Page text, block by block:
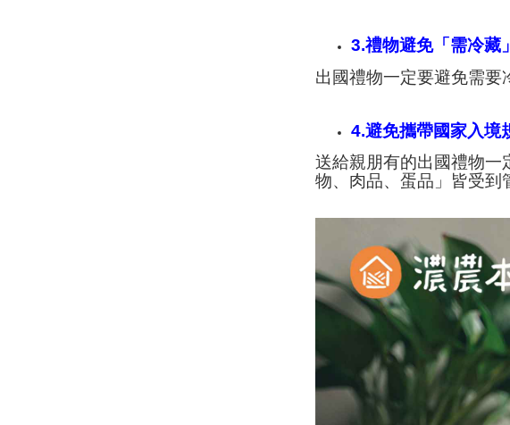
3.禮物避免「需冷藏」
出國禮物一定要避免需要
4.避免攜帶國家入境
送給親朋有的出國禮物一
物、肉品、蛋品」皆受到